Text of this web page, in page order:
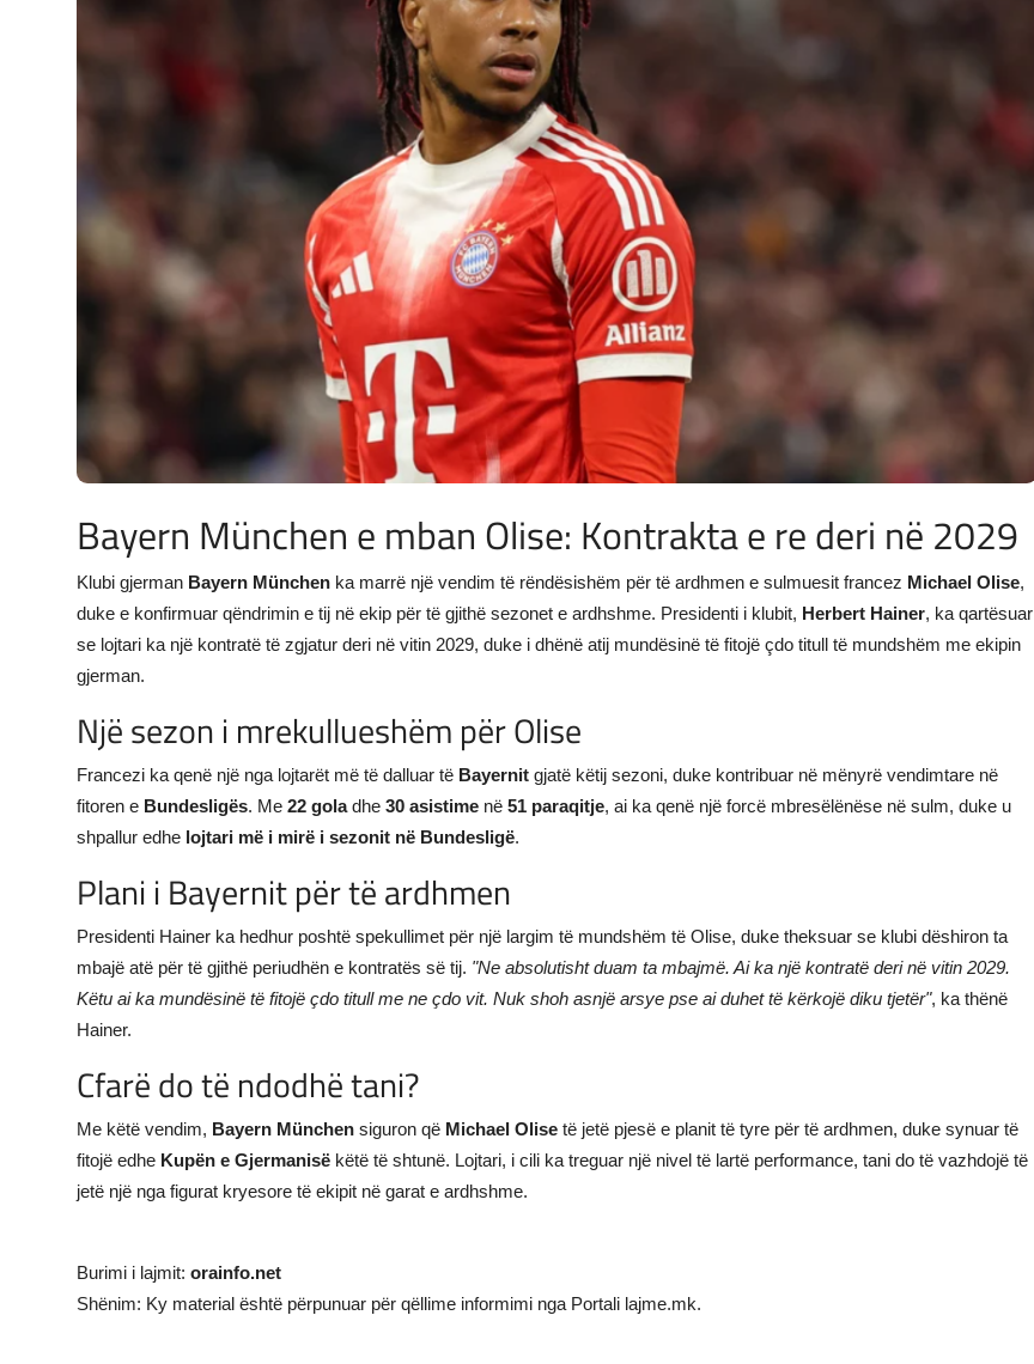
Bayern München e mban Olise: Kontrakta e re deri në 2029
Klubi gjerman Bayern München ka marrë një vendim të rëndësishëm për të ardhmen e sulmuesit francez Michael Olise,
duke e konfirmuar qëndrimin e tij në ekip për të gjithë sezonet e ardhshme. Presidenti i klubit, Herbert Hainer, ka qartësuar
se lojtari ka një kontratë të zgjatur deri në vitin 2029, duke i dhënë atij mundësinë të fitojë çdo titull të mundshëm me ekipin
gjerman.
Një sezon i mrekullueshëm për Olise
Francezi ka qenë një nga lojtarët më të dalluar të Bayernit gjatë këtij sezoni, duke kontribuar në mënyrë vendimtare në
fitoren e Bundesligës. Me 22 goladhe 30 asistime në 51 paraqitje, ai ka qenë një forcë mbresëlënëse në sulm, duke u
shpallur edhe lojtari më i mirë i sezonit në Bundesligë.
Plani i Bayernit për të ardhmen
Presidenti Hainer ka hedhur poshtë spekullimet për një largim të mundshëm të Olise, duke theksuar se klubi dëshiron ta
mbajë atë për të gjithë periudhën e kontratës së tij. "Ne absolutisht duam ta mbajmë. Ai ka një kontratë deri në vitin 2029.
Këtu ai ka mundësinë të fitojë çdo titull me ne çdo vit. Nuk shoh asnjë arsye pse ai duhet të kërkojë diku tjetër", ka thënë
Hainer.
Cfarë do të ndodhë tani?
Me këtë vendim, Bayern München siguron që Michael Olise të jetë pjesë e planit të tyre për të ardhmen, duke synuar të
fitojë edhe Kupën e Gjermanisë këtë të shtunë. Lojtari, i cili ka treguar një nivel të lartë performance, tani do të vazhdojë të
jetë një nga figurat kryesore të ekipit në garat e ardhshme.
Burimi i lajmit: orainfo.net
Shënim: Ky material është përpunuar për qëllime informimi nga Portali lajme.mk.